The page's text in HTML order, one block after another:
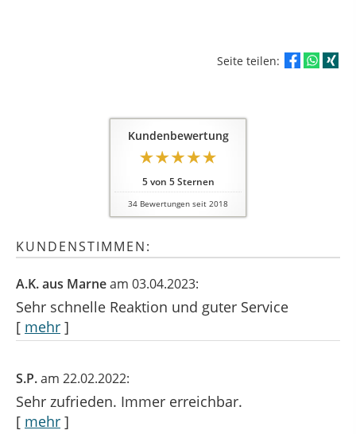
Seite teilen:
Kundenbewertung
5von 5Sternen
34 Bewertungen seit 2018
KUNDENSTIMMEN:
A.K. aus Marneam 03.04.2023:
Sehr schnelle Reaktion und guter Service
[ mehr ]
S.P.am 22.02.2022:
Sehr zufrieden. Immer erreichbar.
[ mehr ]